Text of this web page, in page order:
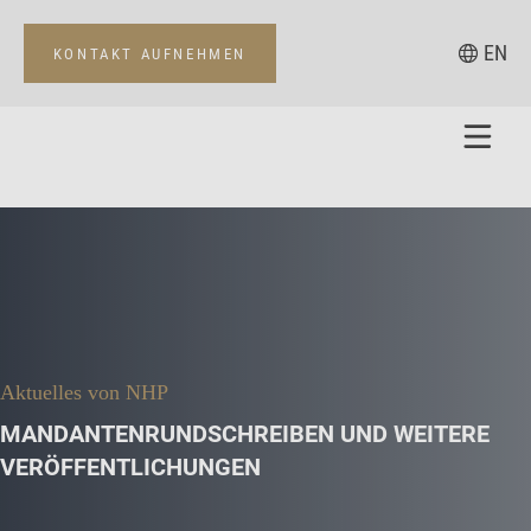
KONTAKT AUFNEHMEN EN
Aktuelles von NHP
MANDANTENRUNDSCHREIBEN UND WEITERE
VERÖFFENTLICHUNGEN